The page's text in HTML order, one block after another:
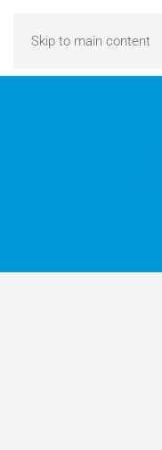
Skip to main content